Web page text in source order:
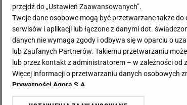
przejdź do „Ustawień Zaawansowanych”.
Twoje dane osobowe mogą być przetwarzane także
serwisów i aplikacji lub łączone z danymi dot.
danych nie wymaga zgody i odbywa się w oparciu o
lub Zaufanych Partnerów. Takiemu przetwarzaniu
lub przez kontakt z administratorem – w zależności
Więcej informacji o przetwarzaniu danych osobowych
Prywatności Agora S.A.